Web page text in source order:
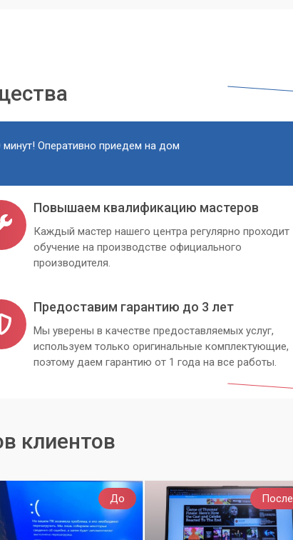
Оперативно приедем на дом
Повышаем квалификацию мастеров
Каждый мастер нашего центра регулярно проходит
обучение на производстве официального
производителя.
Предоставим гарантию до 3 лет
Мы уверены в качестве предоставляемых услуг,
используем только оригинальные комплектующие,
поэтому даем гарантию от 1 года на все работы.
клиентов
До После